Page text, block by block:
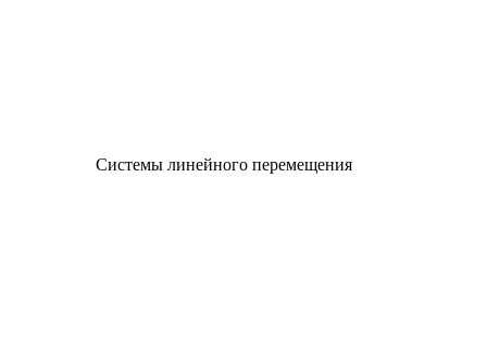
Системы линейного перемещения